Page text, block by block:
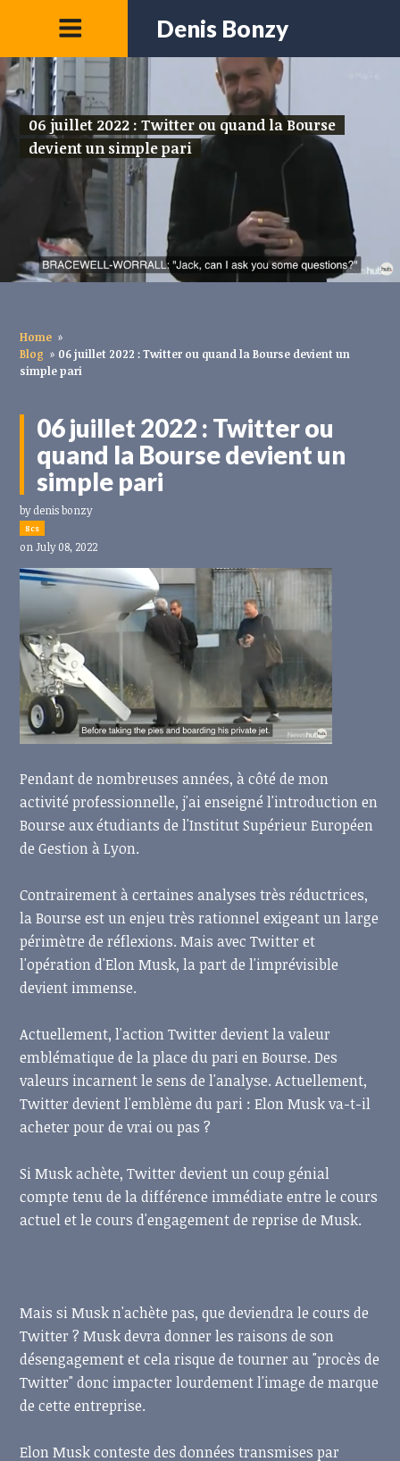
Denis Bonzy
06 juillet 2022 : Twitter ou quand la Bourse
devient un simple pari
Home »
Blog » 06 juillet 2022 : Twitter ou quand la Bourse devient un
simple pari
06 juillet 2022 : Twitter ou
quand la Bourse devient un
simple pari
bydenis bonzy
8cs
on July 08, 2022
Pendant de nombreuses années, à côté de mon
activité professionnelle, j'ai enseigné l'introduction en
Bourse aux étudiants de l'Institut Supérieur Européen
de Gestion à Lyon.
Contrairement à certaines analyses très réductrices,
la Bourse est un enjeu très rationnel exigeant un large
périmètre de réflexions. Mais avec Twitter et
l'opération d'Elon Musk, la part de l'imprévisible
devient immense.
Actuellement, l'action Twitter devient la valeur
emblématique de la place du pari en Bourse. Des
valeurs incarnent le sens de l'analyse. Actuellement,
Twitter devient l'emblème du pari : Elon Musk va-t-il
acheter pour de vrai ou pas ?
Si Musk achète, Twitter devient un coup génial
compte tenu de la différence immédiate entre le cours
actuel et le cours d'engagement de reprise de Musk.
Mais si Musk n'achète pas, que deviendra le cours de
Twitter ? Musk devra donner les raisons de son
désengagement et cela risque de tourner au "procès de
Twitter" donc impacter lourdement l'image de marque
de cette entreprise.
Elon Musk conteste des données transmises par